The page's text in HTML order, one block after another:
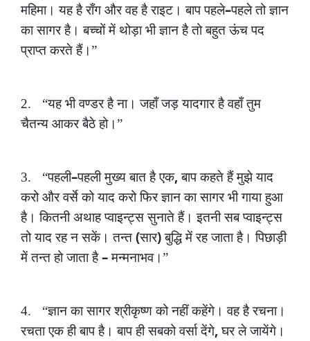
महिमा। यह है राँग और वह है राइट। बाप पहले–पहले तो ज्ञान
का सागर है। बच्चों में थोड़ा भी ज्ञान है तो बहुत ऊंच पद
प्राप्त करते हैं।”
2. “यह भी वण्डर है ना। जहाँ जड़ यादगार है वहाँ तुम
चैतन्य आकर बैठे हो।”
3. “पहली–पहली मुख्य बात है एक,बाप कहते हैं मुझे याद
करो और वर्से को याद करो फिर ज्ञान का सागर भी गाया हुआ
है। कितनी अथाह प्वाइन्ट्स सुनाते हैं। इतनी सब प्वाइन्ट्स
तो याद रह न सकें। तन्त (सार)बुद्धि में रह जाता है। पिछाड़ी
में तन्त हो जाता है–मन्मनाभव।”
4. “ज्ञान का सागर श्रीकृष्ण को नहीं कहेंगे। वह है रचना।
रचता एक ही बाप है। बाप ही सबको वर्सा देंगे,घर ले जायेंगे।